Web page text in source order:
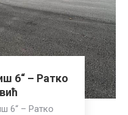
6“ – Ратко
6“ – Ратко